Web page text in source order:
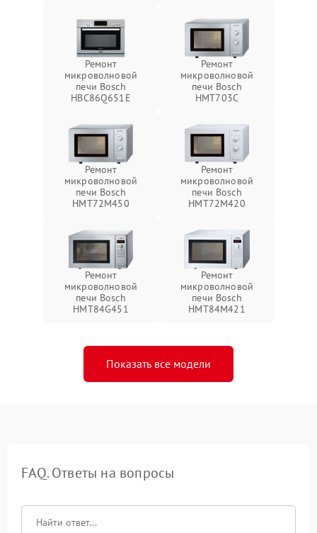
Ремонт
микроволновой
печи Bosch
HBC86Q651E
Ремонт
микроволновой
печи Bosch
HMT703C
Ремонт
микроволновой
печи Bosch
HMT72M450
Ремонт
микроволновой
печи Bosch
HMT72M420
Ремонт
микроволновой
печи Bosch
HMT84G451
Ремонт
микроволновой
печи Bosch
HMT84M421
Показать все модели
FAQ. Ответы на вопросы